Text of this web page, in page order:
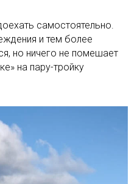
самостоятельно.
и тем более
но ничего не помешает
на пару-тройку